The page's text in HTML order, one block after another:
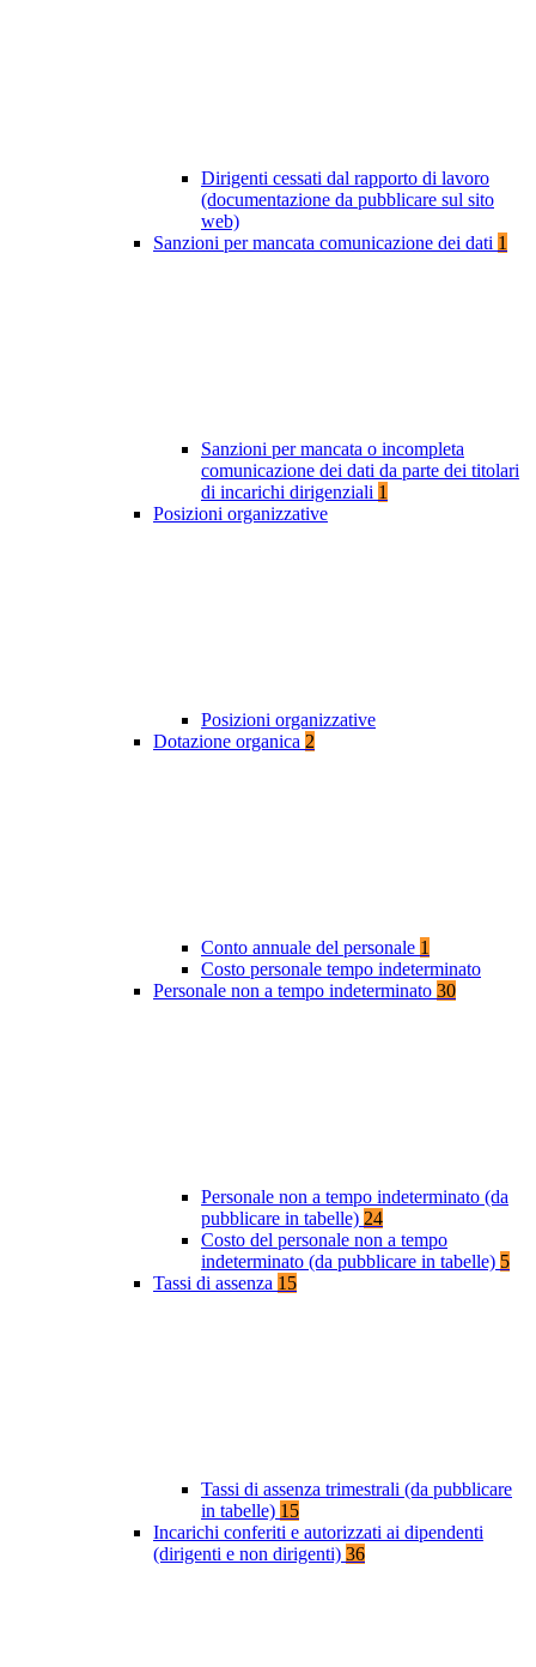
Dirigenti cessati dal rapporto di lavoro
(documentazione da pubblicare sul sito
web)
Sanzioni per mancata comunicazione dei dati 1
Sanzioni per mancata o incompleta
comunicazione dei dati da parte dei titolari
di incarichi dirigenziali 1
Posizioni organizzative
Posizioni organizzative
Dotazione organica 2
Conto annuale del personale 1
Costo personale tempo indeterminato
Personale non a tempo indeterminato 30
Personale non a tempo indeterminato (da
pubblicare in tabelle) 24
Costo del personale non a tempo
indeterminato (da pubblicare in tabelle) 5
Tassi di assenza 15
Tassi di assenza trimestrali (da pubblicare
in tabelle) 15
Incarichi conferiti e autorizzati ai dipendenti
(dirigenti e non dirigenti) 36